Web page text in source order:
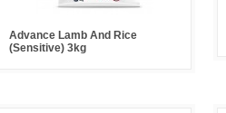
Advance Lamb And Rice
(Sensitive) 3kg